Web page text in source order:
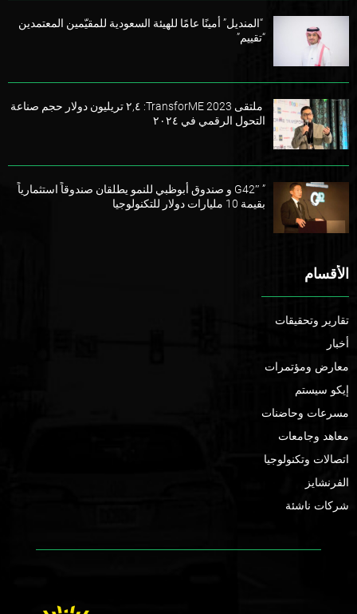
“المنديل” أمينًا عامًا للهيئة السعودية للمقيّمين المعتمدين
“تقييم”
ملتقى TransforME 2023: ٢,٤ تريليون دولار حجم صناعة
التحول الرقمي في ٢٠٢٤
” G42″ و صندوق أبوظبي للنمو يطلقان صندوقاً استثمارياً
بقيمة 10 مليارات دولار للتكنولوجيا
الأقسام
تقارير وتحقيقات
أخبار
معارض ومؤتمرات
إيكو سيستم
مسرعات وحاضنات
معاهد وجامعات
اتصالات وتكنولوجيا
الفرنشايز
شركات ناشئة